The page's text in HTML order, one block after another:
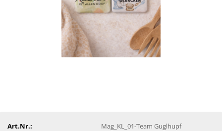
Art.Nr.: Mag_KL_01-Team Guglhupf